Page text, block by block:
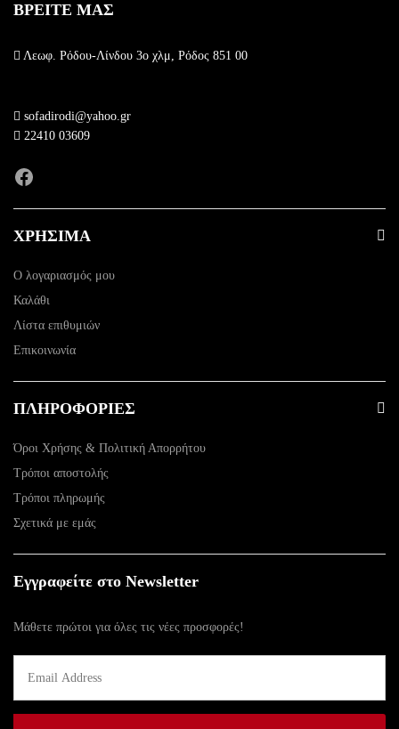
ΒΡΕΙΤΕ ΜΑΣ
Λεωφ. Ρόδου-Λίνδου 3ο χλμ, Ρόδος 851 00
sofadirodi@yahoo.gr
22410 03609
Facebook
ΧΡΗΣΙΜΑ
Ο λογαριασμός μου
Καλάθι
Λίστα επιθυμιών
Επικοινωνία
ΠΛΗΡΟΦΟΡΙΕΣ
Όροι Χρήσης & Πολιτική Απορρήτου
Τρόποι αποστολής
Τρόποι πληρωμής
Σχετικά με εμάς
Εγγραφείτε στο Newsletter
Μάθετε πρώτοι για όλες τις νέες προσφορές!